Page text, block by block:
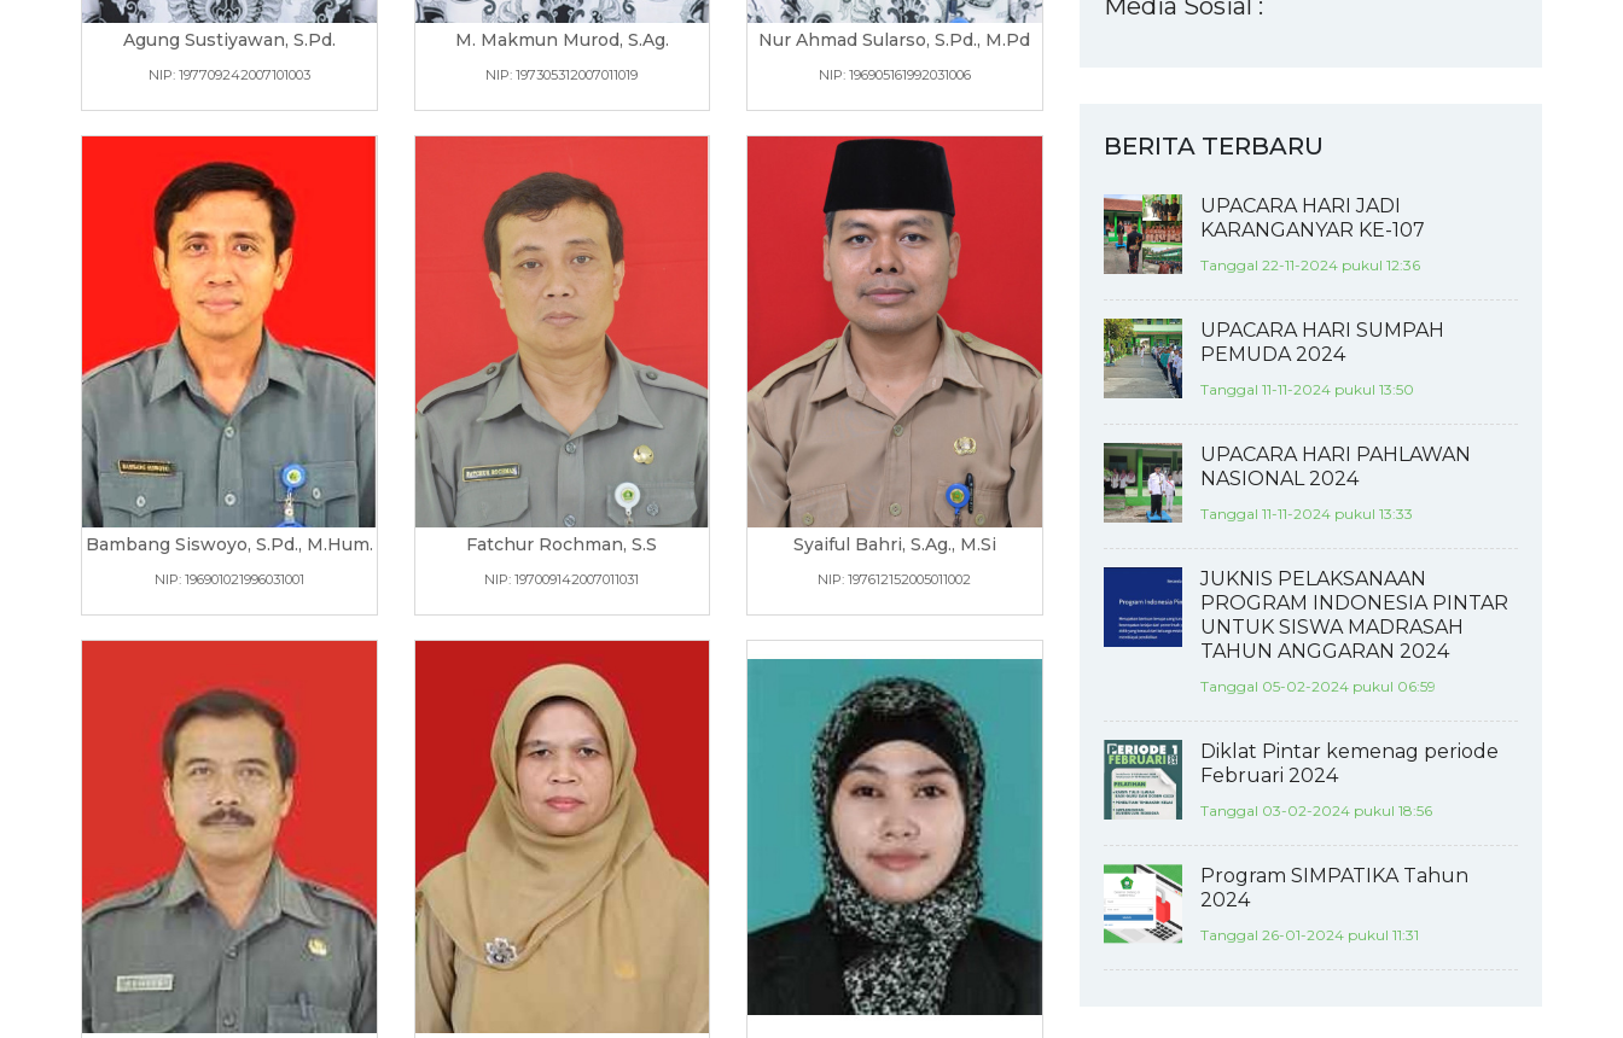
Agung Sustiyawan, S.Pd.
NIP: 197709242007101003
M. Makmun Murod, S.Ag.
NIP: 197305312007011019
Nur Ahmad Sularso, S.Pd., M.Pd
NIP: 196905161992031006
Bambang Siswoyo, S.Pd., M.Hum.
NIP: 196901021996031001
Fatchur Rochman, S.S
NIP: 197009142007011031
Syaiful Bahri, S.Ag., M.Si
NIP: 197612152005011002
Media Sosial :
BERITA TERBARU
UPACARA HARI JADI
KARANGANYAR KE-107
Tanggal 22-11-2024 pukul 12:36
UPACARA HARI SUMPAH
PEMUDA 2024
Tanggal 11-11-2024 pukul 13:50
UPACARA HARI PAHLAWAN
NASIONAL 2024
Tanggal 11-11-2024 pukul 13:33
JUKNIS PELAKSANAAN
PROGRAM INDONESIA PINTAR
UNTUK SISWA MADRASAH
TAHUN ANGGARAN 2024
Tanggal 05-02-2024 pukul 06:59
Diklat Pintar kemenag periode
Februari 2024
Tanggal 03-02-2024 pukul 18:56
Program SIMPATIKA Tahun
2024
Tanggal 26-01-2024 pukul 11:31